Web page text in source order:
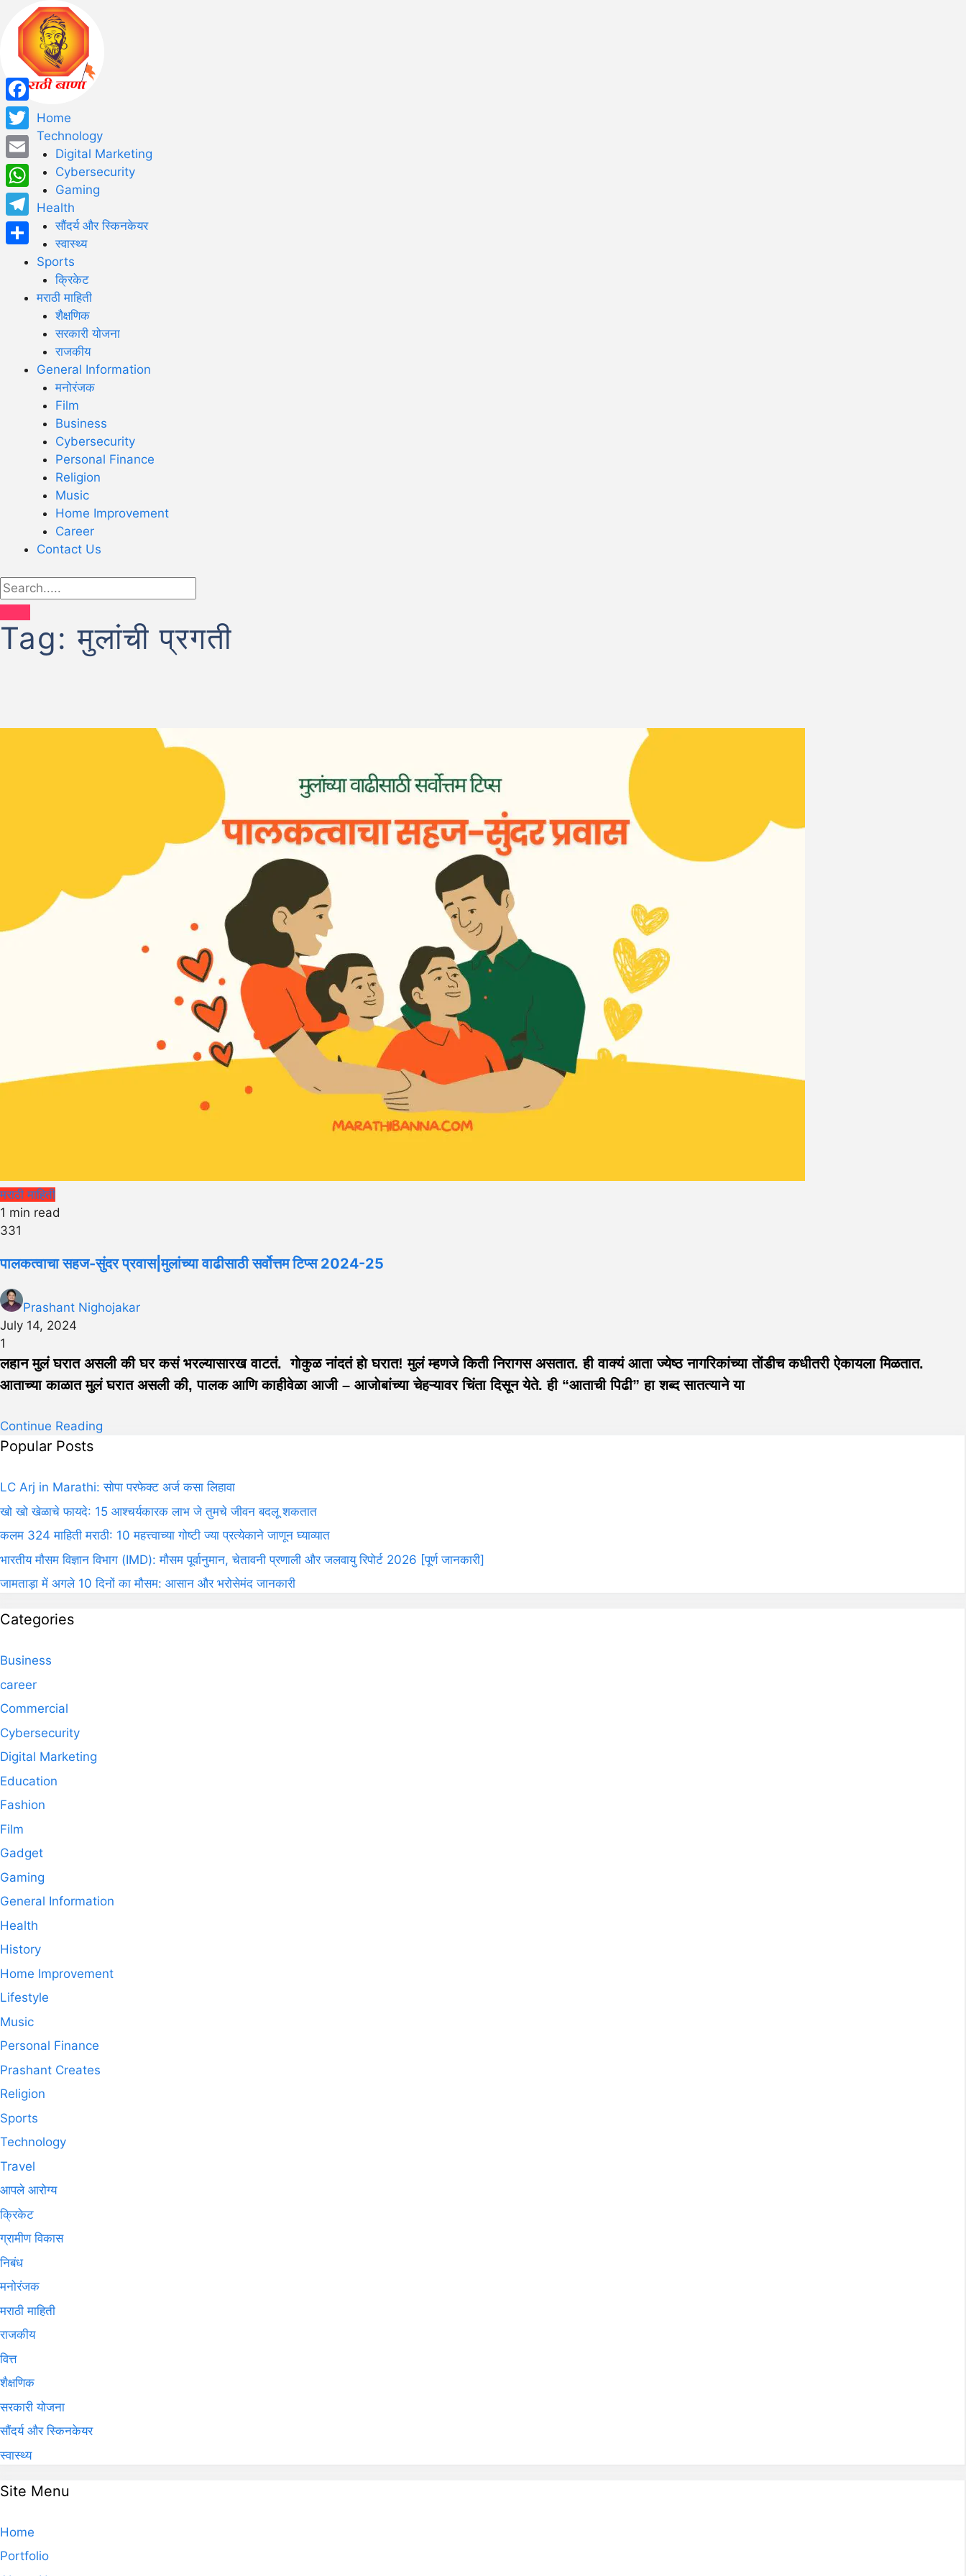
Home
Technology
Digital Marketing
Cybersecurity
Gaming
Health
सौंदर्य और स्किनकेयर
स्वास्थ्य
Sports
क्रिकेट
मराठी माहिती
शैक्षणिक
सरकारी योजना
राजकीय
General Information
मनोरंजक
Film
Business
Cybersecurity
Personal Finance
Religion
Music
Home Improvement
Career
Contact Us
Tag:मुलांची प्रगती
मराठी माहिती
1 min read
331
पालकत्वाचा सहज-सुंदर प्रवास|मुलांच्या वाढीसाठी सर्वोत्तम टिप्स 2024-25
Prashant Nighojakar
July 14, 2024
1
लहान मुलं घरात असली की घर कसं भरल्यासारख वाटतं. गाेकुळ नांदतं हाे घरात! मुलं म्हणजे किती निरागस असतात. ही वाक्यं आता ज्येष्ठ नागरिकांच्या ताेंडीच कधीतरी ऐकायला मिळतात.
आताच्या काळात मुलं घरात असली की, पालक आणि काहीवेळा आजी – आजाेबांच्या चेहऱ्यावर चिंता दिसून येते. ही “आताची पिढी” हा शब्द सातत्याने या
Continue Reading
Popular Posts
LC Arj in Marathi: सोपा परफेक्ट अर्ज कसा लिहावा
खो खो खेळाचे फायदे: 15 आश्चर्यकारक लाभ जे तुमचे जीवन बदलू शकतात
कलम 324 माहिती मराठी: 10 महत्त्वाच्या गोष्टी ज्या प्रत्येकाने जाणून घ्याव्यात
भारतीय मौसम विज्ञान विभाग (IMD): मौसम पूर्वानुमान, चेतावनी प्रणाली और जलवायु रिपोर्ट 2026 [पूर्ण जानकारी]
जामताड़ा में अगले 10 दिनों का मौसम: आसान और भरोसेमंद जानकारी
Categories
Business
career
Commercial
Cybersecurity
Digital Marketing
Education
Fashion
Film
Gadget
Gaming
General Information
Health
History
Home Improvement
Lifestyle
Music
Personal Finance
Prashant Creates
Religion
Sports
Technology
Travel
आपले आरोग्य
क्रिकेट
ग्रामीण विकास
निबंध
मनोरंजक
मराठी माहिती
राजकीय
वित्त
शैक्षणिक
सरकारी योजना
सौंदर्य और स्किनकेयर
स्वास्थ्य
Site Menu
Home
Portfolio
Facebook
Twitter
Email
WhatsApp
Telegram
Share